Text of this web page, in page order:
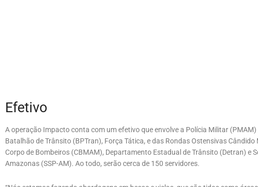
Efetivo
A operação Impacto conta com um efetivo que envolve a Polícia Militar
Batalhão de Trânsito (BPTran), Força Tática, e das Rondas Ostensivas
Corpo de Bombeiros (CBMAM), Departamento Estadual de Trânsito (Detran) e
Amazonas (SSP-AM). Ao todo, serão cerca de 150 servidores.